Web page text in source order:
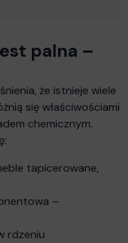
palna –
że istnieje wiele
się właściwościami
chemicznym.
tapicerowane,
–
rdzeniu